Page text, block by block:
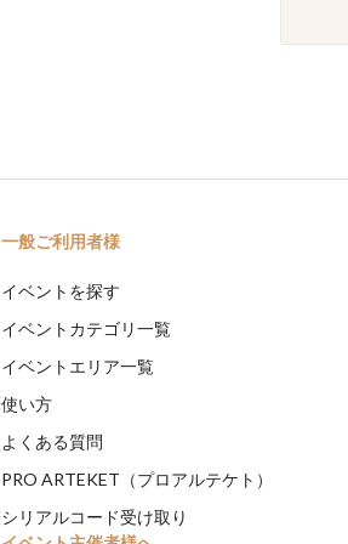
一般ご利用者様
イベントを探す
イベントカテゴリ一覧
イベントエリア一覧
使い方
よくある質問
PRO ARTEKET（プロアルテケト）
シリアルコード受け取り